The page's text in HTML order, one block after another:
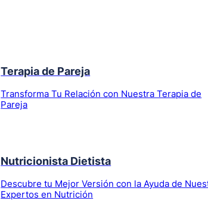
Terapia de Pareja
Transforma Tu Relación con Nuestra Terapia de
Pareja
Nutricionista Dietista
Descubre tu Mejor Versión con la Ayuda de
Expertos en Nutrición